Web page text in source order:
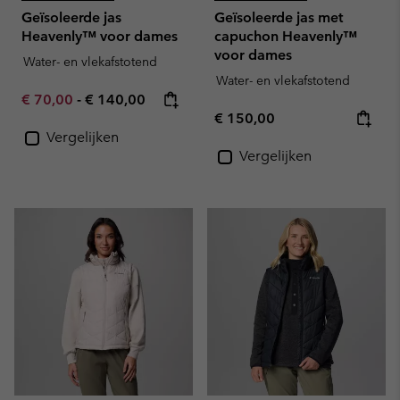
Geïsoleerde jas
Heavenly™ voor dames
Water- en vlekafstotend
Minimum sale price:
€ 70,00 - Maximum price:
€ 140,00
Vergelijken
Geïsoleerde jas met
capuchon Heavenly™
voor dames
Water- en vlekafstotend
Regular price:
€ 150,00
Vergelijken